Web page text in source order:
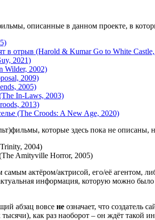
описанные в данном проекте, в
в отрыв (Harold & Kumar Go to White
2021)
Wilder, 2002)
2009)
2005)
In-Laws, 2003)
2013)
(The Croods: A New Age, 2020)
которые здесь пока не описаны,
2004)
Amityville Horror, 2005)
самым актёром/актрисой, его/её агентом,
информация, которую можно
абзац вовсе не означает, что создатель
как раз наоборот – он ждёт такой